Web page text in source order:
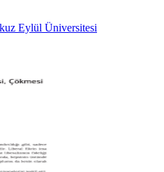
Eylül Üniversitesi